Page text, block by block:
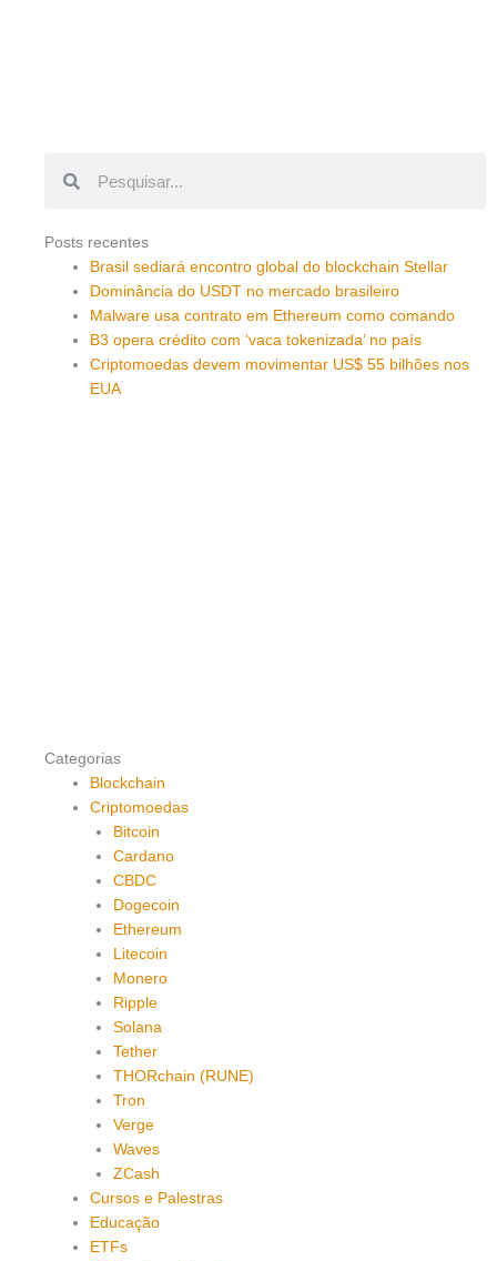
Posts recentes
Brasil sediará encontro global do blockchain Stellar
Dominância do USDT no mercado brasileiro
Malware usa contrato em Ethereum como comando
B3 opera crédito com ‘vaca tokenizada’ no país
Criptomoedas devem movimentar US$ 55 bilhões nos
EUA
Categorias
Blockchain
Criptomoedas
Bitcoin
Cardano
CBDC
Dogecoin
Ethereum
Litecoin
Monero
Ripple
Solana
Tether
THORchain (RUNE)
Tron
Verge
Waves
ZCash
Cursos e Palestras
Educação
ETFs